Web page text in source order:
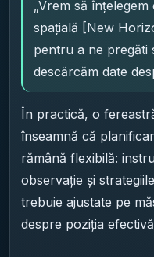
„Vrem să
spațială [New
pentru a ne pregăti
descărcăm date
În practică, o
înseamnă că
rămână flexibilă:
observație și
trebuie ajustate pe
despre poziția